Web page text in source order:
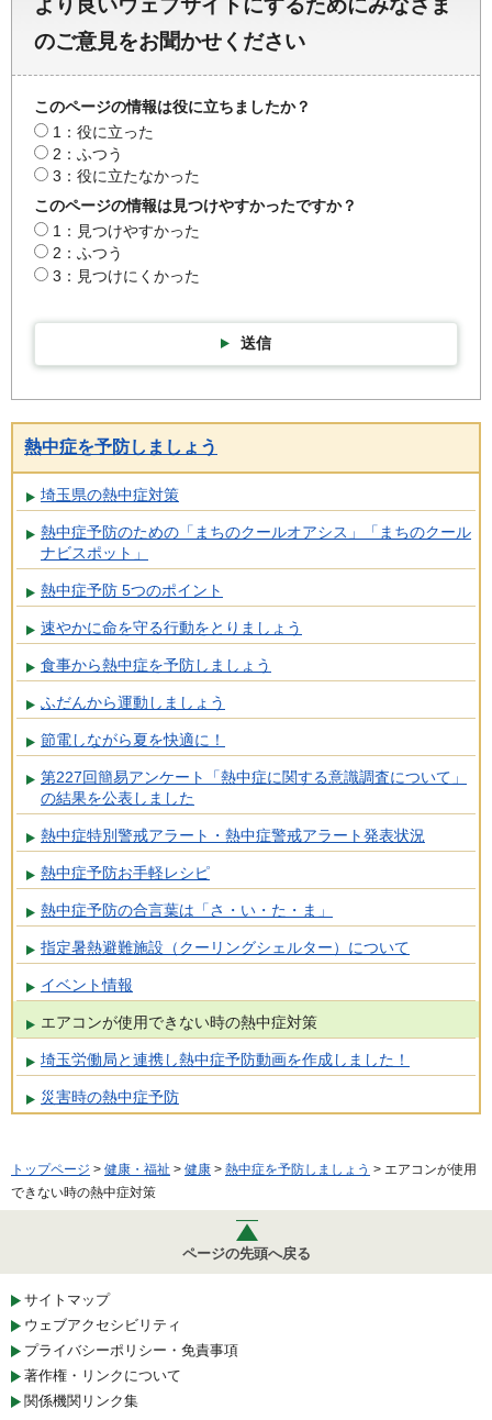
より良いウェブサイトにするためにみなさま
のご意見をお聞かせください
このページの情報は役に立ちましたか？
1：役に立った
2：ふつう
3：役に立たなかった
このページの情報は見つけやすかったですか？
1：見つけやすかった
2：ふつう
3：見つけにくかった
送信
熱中症を予防しましょう
埼玉県の熱中症対策
熱中症予防のための「まちのクールオアシス」「まちのクール
ナビスポット」
熱中症予防 5つのポイント
速やかに命を守る行動をとりましょう
食事から熱中症を予防しましょう
ふだんから運動しましょう
節電しながら夏を快適に！
第227回簡易アンケート「熱中症に関する意識調査について」
の結果を公表しました
熱中症特別警戒アラート・熱中症警戒アラート発表状況
熱中症予防お手軽レシピ
熱中症予防の合言葉は「さ・い・た・ま」
指定暑熱避難施設（クーリングシェルター）について
イベント情報
エアコンが使用できない時の熱中症対策
埼玉労働局と連携し熱中症予防動画を作成しました！
災害時の熱中症予防
トップページ > 健康・福祉 > 健康 > 熱中症を予防しましょう > エアコンが使用
できない時の熱中症対策
ページの先頭へ戻る
サイトマップ
ウェブアクセシビリティ
プライバシーポリシー・免責事項
著作権・リンクについて
関係機関リンク集